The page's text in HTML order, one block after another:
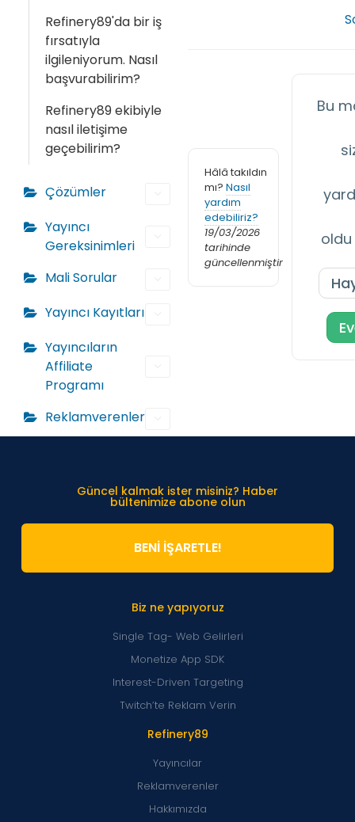
Refinery89'da bir iş
fırsatıyla
ilgileniyorum. Nasıl
başvurabilirim?
Refinery89 ekibiyle
nasıl iletişime
geçebilirim?
Çözümler
Yayıncı
Gereksinimleri
Mali Sorular
Yayıncı Kayıtları
Yayıncıların
Affiliate
Programı
Reklamverenler
Hâlâ takıldın
mı? Nasıl
yardım
edebiliriz?
19/03/2026
tarihinde
güncellenmiştir
Bu
Refinery89
Yayıncılar
Reklamverenler
Hakkımızda
Biz ne yapıyoruz
Single Tag- Web Gelirleri
Monetize App SDK
Interest-Driven Targeting
Twitch’te Reklam Verin
Güncel kalmak ister misiniz? Haber
bültenimize abone olun
BENİ İŞARETLE!